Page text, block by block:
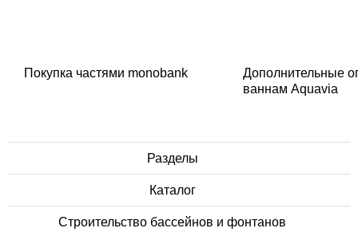
Покупка частями monobank
Дополнительные
ваннам Aquavia
Разделы
Каталог
Строительство бассейнов и фонтанов